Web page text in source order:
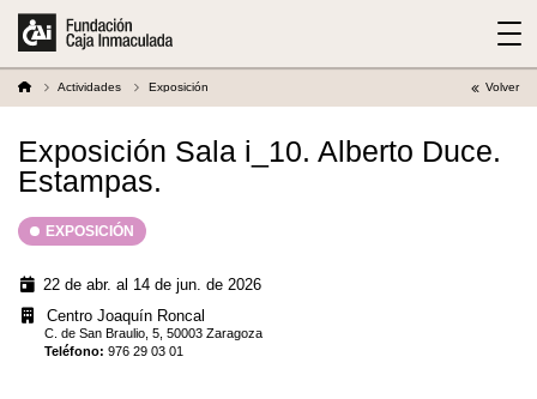
Actividades Exposición Volver
Exposición Sala i_10. Alberto Duce.
Estampas.
EXPOSICIÓN
22 de abr. al 14 de jun. de 2026
Centro Joaquín Roncal
C. de San Braulio, 5, 50003 Zaragoza
Teléfono:976 29 03 01